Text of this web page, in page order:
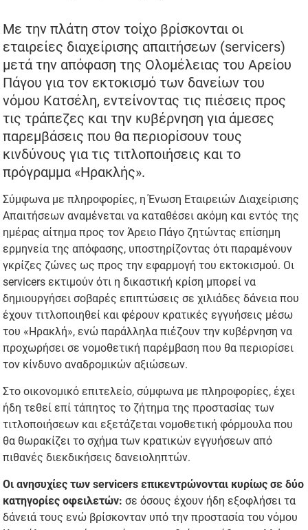
Με την πλάτη στον τοίχο βρίσκονται οι
εταιρείες διαχείρισης απαιτήσεων (servicers)
μετά την απόφαση της Ολομέλειας του Αρείου
Πάγου για τον εκτοκισμό των δανείων του
νόμου Κατσέλη, εντείνοντας τις πιέσεις προς
τις τράπεζες και την κυβέρνηση για άμεσες
παρεμβάσεις που θα περιορίσουν τους
κινδύνους για τις τιτλοποιήσεις και το
πρόγραμμα «Ηρακλής».
Σύμφωνα με πληροφορίες, η Ένωση Εταιρειών Διαχείρισης
Απαιτήσεων αναμένεται να καταθέσει ακόμη και εντός της
ημέρας αίτημα προς τον Άρειο Πάγο ζητώντας επίσημη
ερμηνεία της απόφασης, υποστηρίζοντας ότι παραμένουν
γκρίζες ζώνες ως προς την εφαρμογή του εκτοκισμού. Οι
servicers εκτιμούν ότι η δικαστική κρίση μπορεί να
δημιουργήσει σοβαρές επιπτώσεις σε χιλιάδες δάνεια που
έχουν τιτλοποιηθεί και φέρουν κρατικές εγγυήσεις μέσω
του «Ηρακλή», ενώ παράλληλα πιέζουν την κυβέρνηση να
προχωρήσει σε νομοθετική παρέμβαση που θα περιορίσει
τον κίνδυνο αναδρομικών αξιώσεων.
Στο οικονομικό επιτελείο, σύμφωνα με πληροφορίες, έχει
ήδη τεθεί επί τάπητος το ζήτημα της προστασίας των
τιτλοποιήσεων και εξετάζεται νομοθετική φόρμουλα που
θα θωρακίζει το σχήμα των κρατικών εγγυήσεων από
πιθανές διεκδικήσεις δανειοληπτών.
Οι ανησυχίες των servicers επικεντρώνονται κυρίως σε δύο
κατηγορίες οφειλετών: σε όσους έχουν ήδη εξοφλήσει τα
δάνειά τους ενώ βρίσκονταν υπό την προστασία του νόμου